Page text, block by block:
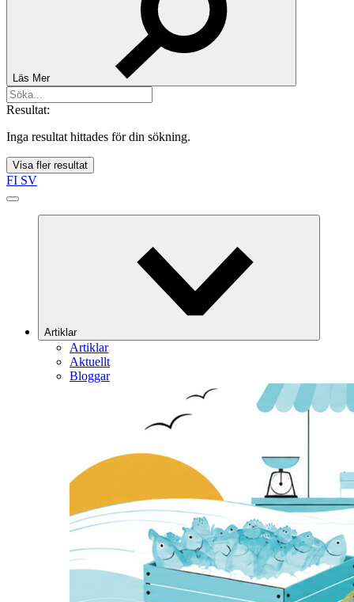
Läs Mer
Resultat:
Inga resultat hittades för din sökning.
Visa fler resultat
FI SV
Artiklar
Artiklar
Aktuellt
Bloggar